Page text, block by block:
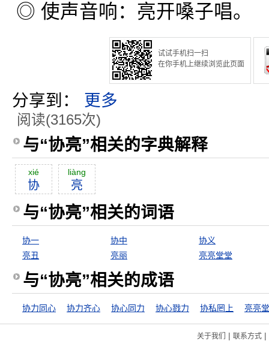
◎ 使声音响：亮开嗓子唱。
试试手机扫一扫
在你手机上继续浏览此页面
分享到： 更多
阅读(3165次)
与“协亮”相关的字典解释
xié
协
liàng
亮
与“协亮”相关的词语
协一 协中
协义
亮丑
亮丽 亮亮堂堂
与“协亮”相关的成语
协力同心 协力齐心 协心同力 协心戮力 协私罔上 亮亮
关于我们 | 联系方式|